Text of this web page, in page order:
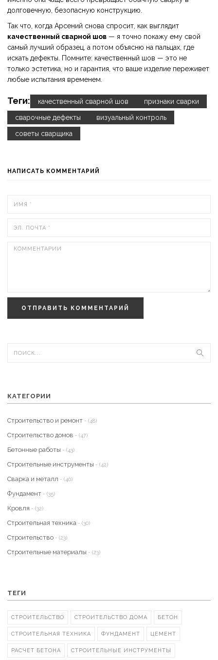
долговечную, безопасную конструкцию.
Так что, когда Арсений снова спросит, как выглядит
качественный сварной шов — я точно покажу ему свой
самый лучший образец, а потом объясню на пальцах, где
искать дефекты. Помните: качественный шов — это не
только эстетика, но и гарантия, что ваше изделие переживет
любые испытания временем.
Теги: качественный сварной шов признаки сварки
сварочные дефекты визуальный контроль
советы сварщика
НАПИСАТЬ КОММЕНТАРИЙ
ОТПРАВИТЬ КОММЕНТАРИЙ
КАТЕГОРИИ
Строительство и ремонт - (48)
Строительство домов - (47)
Бетонные работы - (43)
Строительные инструменты - (42)
Сварка и металл - (40)
Фундамент - (35)
Кровля - (32)
Строительная техника - (30)
Строительство - (23)
Строительные материалы - (23)
ТЕГИ
СТРОИТЕЛЬСТВО СТРОИТЕЛЬСТВО ДОМА БЕТОН
СТРОИТЕЛЬНАЯ ТЕХНИКА ФУНДАМЕНТ ЦЕМЕНТ
РАСЧЕТ БЕТОНА СТРОИТЕЛЬНЫЕ ИНСТРУМЕНТЫ